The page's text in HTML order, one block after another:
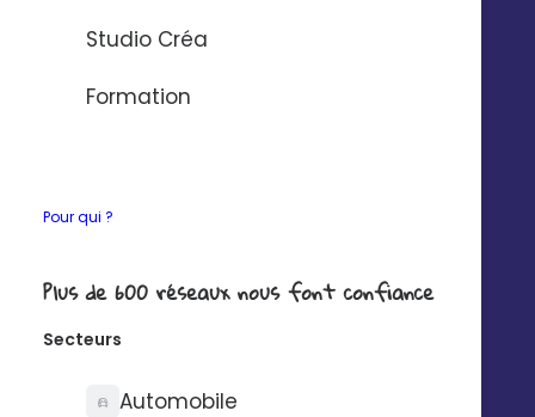
Studio Créa
Formation
Pour qui ?
Plus de 600 réseaux nous font confiance
Secteurs
Automobile
communications locales